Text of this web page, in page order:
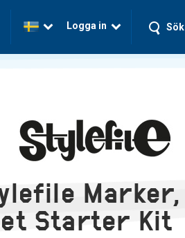
Logga in Sök
Marker,
Starter Kit